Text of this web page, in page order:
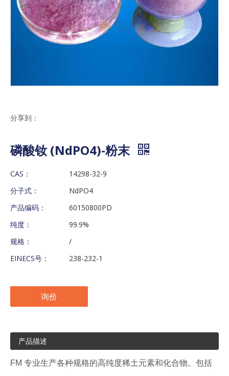
分享到：
磷酸钕 (NdPO4)-粉末
CAS：
14298-32-9
分子式：
NdPO4
产品编码：
60150800PD
纯度：
99.9%
规格：
/
EINECS号：
238-232-1
询价
产品描述
FM 专业生产各种规格的高纯度稀土元素和化合物。包括